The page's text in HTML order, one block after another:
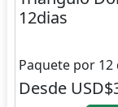
12dias
Paquete por 12
Desde